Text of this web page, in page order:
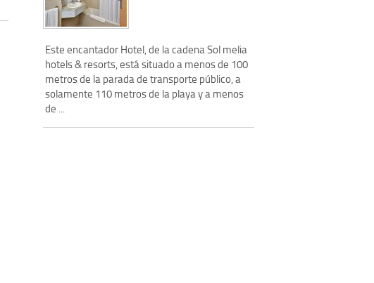
Este encantador Hotel, de la cadena Sol melia
hotels & resorts, está situado a menos de 100
metros de la parada de transporte público, a
solamente 110 metros de la playa y a menos
de ...